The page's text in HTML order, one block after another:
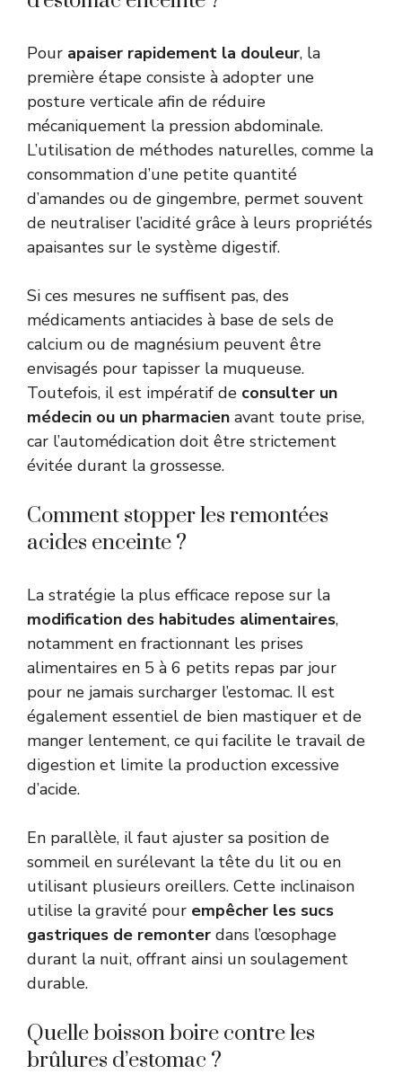
Pour apaiser rapidement la douleur, la
première étape consiste à adopter une
posture verticale afin de réduire
mécaniquement la pression abdominale.
L’utilisation de méthodes naturelles, comme la
consommation d’une petite quantité
d’amandes ou de gingembre, permet souvent
de neutraliser l’acidité grâce à leurs propriétés
apaisantes sur le système digestif.
Si ces mesures ne suffisent pas, des
médicaments antiacides à base de sels de
calcium ou de magnésium peuvent être
envisagés pour tapisser la muqueuse.
Toutefois, il est impératif de consulter un
médecin ou un pharmacien avant toute prise,
car l’automédication doit être strictement
évitée durant la grossesse.
Comment stopper les remontées
acides enceinte ?
La stratégie la plus efficace repose sur la
modification des habitudes alimentaires,
notamment en fractionnant les prises
alimentaires en 5 à 6 petits repas par jour
pour ne jamais surcharger l’estomac. Il est
également essentiel de bien mastiquer et de
manger lentement, ce qui facilite le travail de
digestion et limite la production excessive
d’acide.
En parallèle, il faut ajuster sa position de
sommeil en surélevant la tête du lit ou en
utilisant plusieurs oreillers. Cette inclinaison
utilise la gravité pour empêcher les sucs
gastriques de remonter dans l’œsophage
durant la nuit, offrant ainsi un soulagement
durable.
Quelle boisson boire contre les
brûlures d’estomac ?